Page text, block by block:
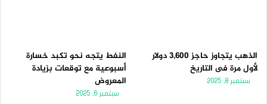
الذهب يتجاوز حاجز 3,600 دولار
لأول مرة فى التاريخ
سبتمبر 8, 2025
النفط يتجه نحو تكبد خسارة
أسبوعية مع توقعات بزيادة
المعروض
سبتمبر 6, 2025